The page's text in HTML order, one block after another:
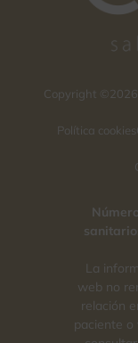
Copyright ©2026
Política cookies
La
web no
relación
paciente o